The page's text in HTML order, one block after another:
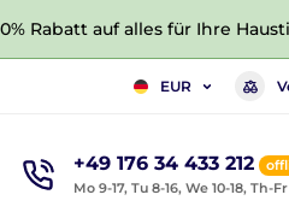
Rabatt auf alles für Ihre
EUR
+49 176 34 433 212
Mo 9-17, Tu 8-16, We 10-18, Th-Fr